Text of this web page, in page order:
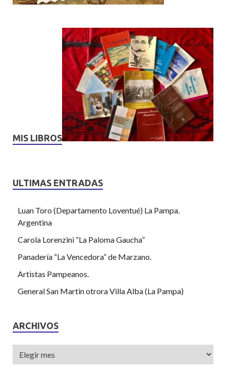
MIS LIBROS
ULTIMAS ENTRADAS
Luan Toro (Departamento Loventué) La Pampa.
Argentina
Carola Lorenzini “La Paloma Gaucha”
Panadería “La Vencedora” de Marzano.
Artistas Pampeanos.
General San Martin otrora Villa Alba (La Pampa)
ARCHIVOS